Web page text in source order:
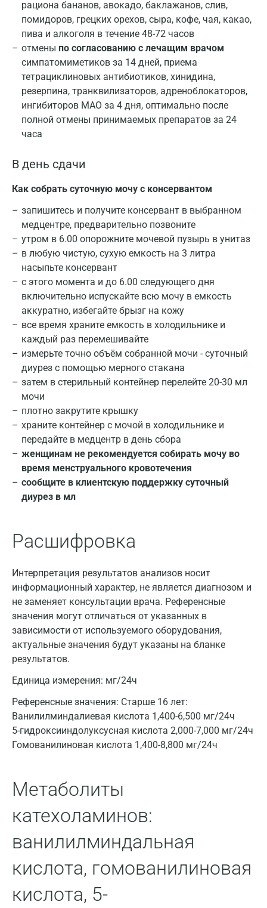
рациона бананов, авокадо, баклажанов, слив,
помидоров, грецких орехов, сыра, кофе, чая, какао,
пива и алкоголя в течение 48-72 часов
отмены по согласованию с лечащим врачом
симпатомиметиков за 14 дней, приема
тетрациклиновых антибиотиков, хинидина,
резерпина, транквилизаторов, адреноблокаторов,
ингибиторов МАО за 4 дня, оптимально после
полной отмены принимаемых препаратов за 24
часа
В день сдачи
Как собрать суточную мочу с консервантом
запишитесь и получите консервант в выбранном
медцентре, предварительно позвоните
утром в 6.00 опорожните мочевой пузырь в унитаз
в любую чистую, сухую емкость на 3 литра
насыпьте консервант
с этого момента и до 6.00 следующего дня
включительно испускайте всю мочу в емкость
аккуратно, избегайте брызг на кожу
все время храните емкость в холодильнике и
каждый раз перемешивайте
измерьте точно объём собранной мочи - суточный
диурез с помощью мерного стакана
затем в стерильный контейнер перелейте 20-30 мл
мочи
плотно закрутите крышку
храните контейнер с мочой в холодильнике и
передайте в медцентр в день сбора
женщинам не рекомендуется собирать мочу во
время менструального кровотечения
сообщите в клиентскую поддержку суточный
диурез в мл
Расшифровка
Интерпретация результатов анализов носит
информационный характер, не является диагнозом и
не заменяет консультации врача. Референсные
значения могут отличаться от указанных в
зависимости от используемого оборудования,
актуальные значения будут указаны на бланке
результатов.
Единица измерения: мг/24ч
Референсные значения: Старше 16 лет:
Ванилилминдалиевая кислота 1,400-6,500 мг/24ч
5-гидроксииндолуксусная кислота 2,000-7,000 мг/24ч
Гомованилиновая кислота 1,400-8,800 мг/24ч
Метаболиты
катехоламинов:
ванилилминдальная
кислота, гомованилиновая
кислота, 5-
Санкт-Петербург
Нижний Новгород
Казань
Альметьевск
Апрелевка
Армавир
Астрахань
Балашиха
Барнаул
Брянск
Великий Новгород
Видное
Волжский
Вологда
Воронеж
Всеволожск
Гатчина
Дзержинск
Дзержинский
Долгопрудный
Звенигород
Зеленоград